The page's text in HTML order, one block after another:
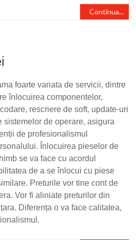
Continua...
foarte variata de servicii, dintre
înlocuirea componentelor,
rescriere de soft, update-uri
sistemelor de operare, asigura
de profesionalismul
Înlocuirea pieselor de
se va face cu acordul
de a se înlocui cu piese
Preturile vor tine cont de
Vor fi aliniate preturilor din
Diferența o va face calitatea,